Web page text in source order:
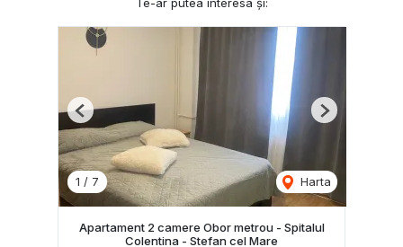
1 / 7 Harta
Previous Next
Apartament 2 camere Obor metrou - Spitalul
Colentina - Stefan cel Mare